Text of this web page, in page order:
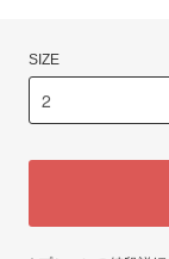
SIZE